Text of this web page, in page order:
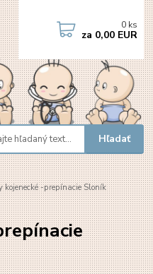
Hľadať
0 ks
za 0,00 EUR
kojenecké -prepínacie Sloník